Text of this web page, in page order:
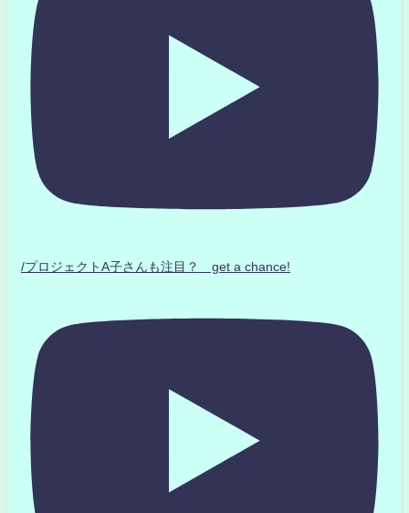
/プロジェクトA子さんも注目？ get a chance!